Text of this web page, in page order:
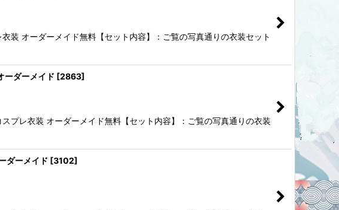
装 オーダーメイド無料【セット内容】：ご覧の写真通りの衣装セット
ーダーメイド [2863]
プレ衣装 オーダーメイド無料【セット内容】：ご覧の写真通りの衣装
ダーメイド [3102]